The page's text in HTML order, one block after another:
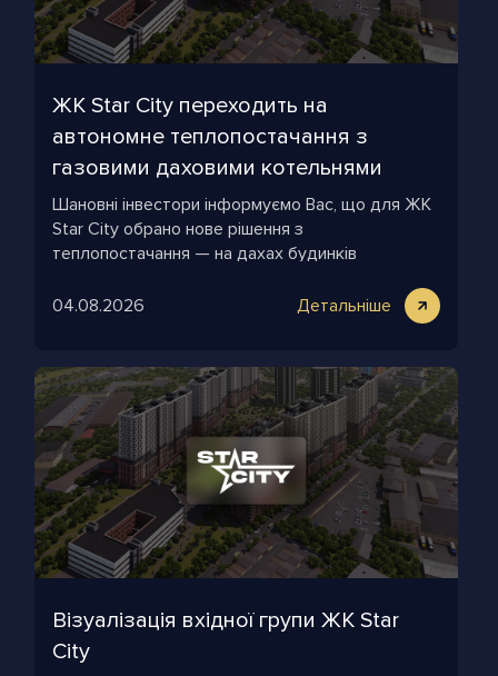
ЖК Star City переходить на
автономне теплопостачання з
газовими даховими котельнями
Шановні інвестори інформуємо Вас, що для ЖК
Star City обрано нове рішення з
теплопостачання — на дахах будинків
04.08.2026
Детальніше
Візуалізація вхідної групи ЖК Star
City